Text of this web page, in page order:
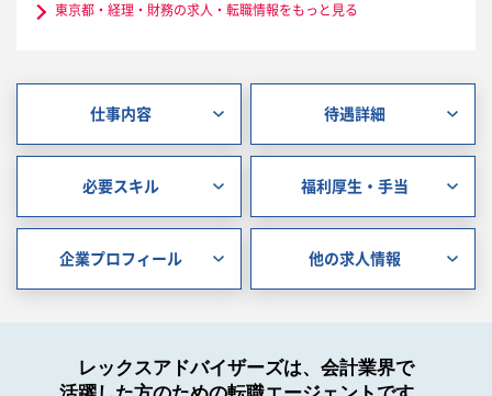
東京都・経理・財務の求人・転職情報をもっと見る
仕事内容 待遇詳細
必要スキル 福利厚生・手当
企業プロフィール 他の求人情報
レックスアドバイザーズは、会計業界で